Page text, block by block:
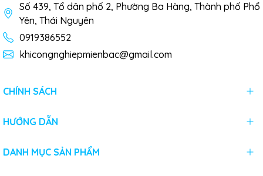
Số 439, Tổ dân phố 2, Phường Ba Hàng, Thành phố Phổ
Yên, Thái Nguyên
0919386552
khicongnghiepmienbac@gmail.com
CHÍNH SÁCH
HƯỚNG DẪN
DANH MỤC SẢN PHẨM